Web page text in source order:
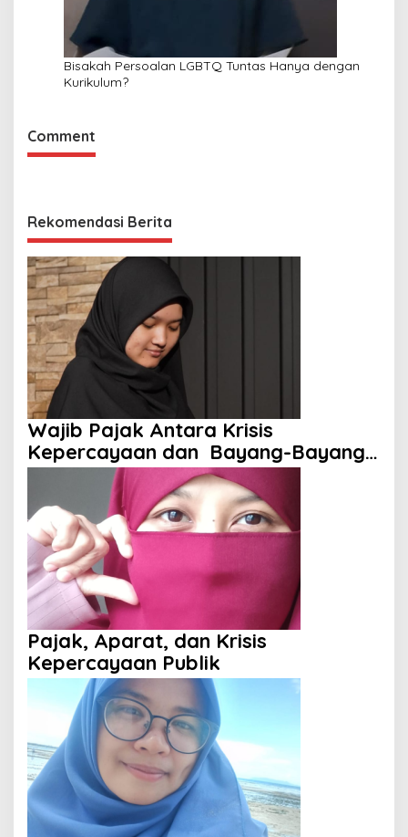
Bisakah Persoalan LGBTQ Tuntas Hanya dengan
Kurikulum?
Comment
Rekomendasi Berita
Wajib Pajak Antara Krisis
Kepercayaan dan Bayang-Bayang
Aparat
Pajak, Aparat, dan Krisis
Kepercayaan Publik